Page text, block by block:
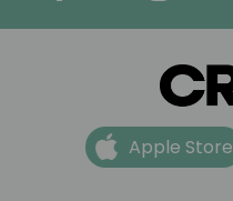
Apple Store